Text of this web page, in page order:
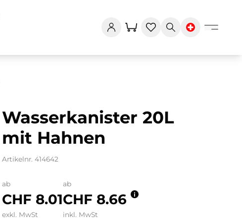
Wasserkanister 20L
mit Hahnen
Artikelnr. 414642
ab
CHF 8.01
exkl. MwSt
ab
CHF 8.66
inkl. MwSt